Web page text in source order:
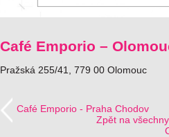
Café Emporio –
Pražská 255/41, 779 00 Olomouc
Café Emporio - Praha Chodov
Zpět na